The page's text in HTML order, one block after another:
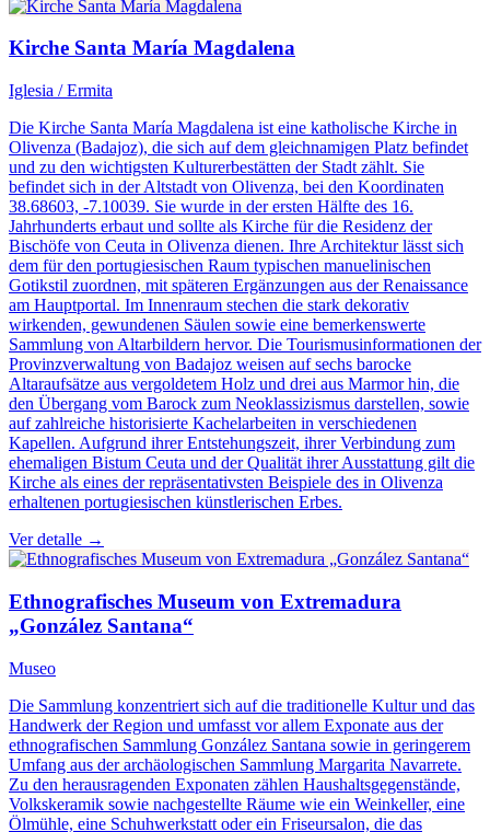
Kirche Santa María Magdalena
Iglesia / Ermita
Die Kirche Santa María Magdalena ist eine katholische Kirche in
Olivenza (Badajoz), die sich auf dem gleichnamigen Platz befindet
und zu den wichtigsten Kulturerbestätten der Stadt zählt. Sie
befindet sich in der Altstadt von Olivenza, bei den Koordinaten
38.68603, -7.10039. Sie wurde in der ersten Hälfte des 16.
Jahrhunderts erbaut und sollte als Kirche für die Residenz der
Bischöfe von Ceuta in Olivenza dienen. Ihre Architektur lässt sich
dem für den portugiesischen Raum typischen manuelinischen
Gotikstil zuordnen, mit späteren Ergänzungen aus der Renaissance
am Hauptportal. Im Innenraum stechen die stark dekorativ
wirkenden, gewundenen Säulen sowie eine bemerkenswerte
Sammlung von Altarbildern hervor. Die Tourismusinformationen der
Provinzverwaltung von Badajoz weisen auf sechs barocke
Altaraufsätze aus vergoldetem Holz und drei aus Marmor hin, die
den Übergang vom Barock zum Neoklassizismus darstellen, sowie
auf zahlreiche historisierte Kachelarbeiten in verschiedenen
Kapellen. Aufgrund ihrer Entstehungszeit, ihrer Verbindung zum
ehemaligen Bistum Ceuta und der Qualität ihrer Ausstattung gilt die
Kirche als eines der repräsentativsten Beispiele des in Olivenza
erhaltenen portugiesischen künstlerischen Erbes.
Ver detalle →
Ethnografisches Museum von Extremadura
„González Santana“
Museo
Die Sammlung konzentriert sich auf die traditionelle Kultur und das
Handwerk der Region und umfasst vor allem Exponate aus der
ethnografischen Sammlung González Santana sowie in geringerem
Umfang aus der archäologischen Sammlung Margarita Navarrete.
Zu den herausragenden Exponaten zählen Haushaltsgegenstände,
Volkskeramik sowie nachgestellte Räume wie ein Weinkeller, eine
Ölmühle, eine Schuhwerkstatt oder ein Friseursalon, die das